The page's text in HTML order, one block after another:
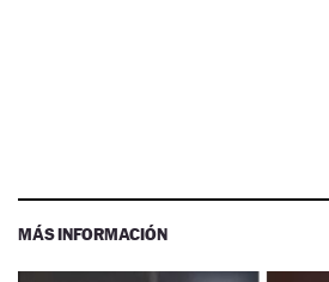
MÁS INFORMACIÓN